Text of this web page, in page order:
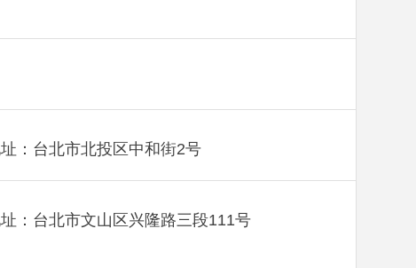
：台北市北投区中和街2号
：台北市文山区兴隆路三段111号